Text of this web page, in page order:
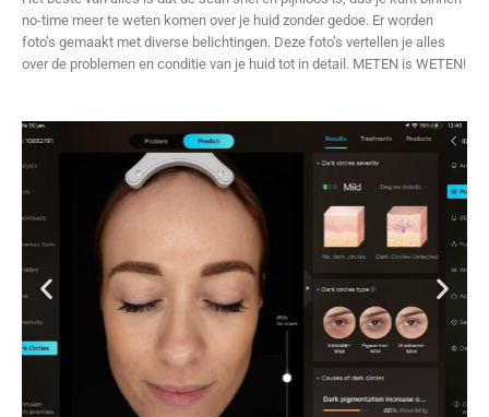
no-time meer te weten komen over je huid zonder gedoe. Er worden
foto’s gemaakt met diverse belichtingen. Deze foto’s vertellen je alles
over de problemen en conditie van je huid tot in detail. METEN is WETEN!